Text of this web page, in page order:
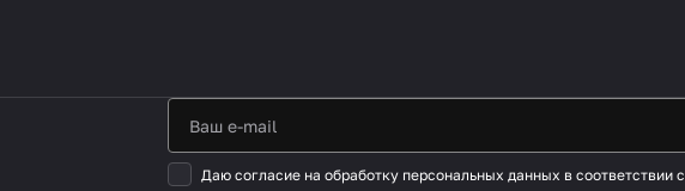
Даю согласие на обработку персональных данных в соответствии с